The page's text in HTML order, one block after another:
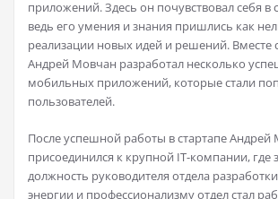
приложений. Здесь он почувствовал себя в
ведь его умения и знания пришлись как
реализации новых идей и решений. Вместе
Андрей Мовчан разработал несколько
мобильных приложений, которые стали
пользователей.
После успешной работы в стартапе Андрей
присоединился к крупной IT-компании, где
должность руководителя отдела
энергии и профессионализму отдел стал